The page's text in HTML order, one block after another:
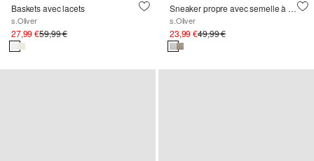
Baskets avec lacets
s.Oliver
27,99 €59,99 €
Sneaker propre avec semelle à plateau
s.Oliver
23,99 €49,99 €